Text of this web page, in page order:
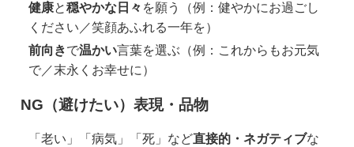
健康と穏やかな日々 を願う（例：健やかにお過ごし
ください／笑顔あふれる一年を）
前向きで温かい言葉を選ぶ（例：これからもお元気
で／末永くお幸せに）
NG（避けたい）表現・品物
「老い」「病気」「死」など直接的・ネガティブな